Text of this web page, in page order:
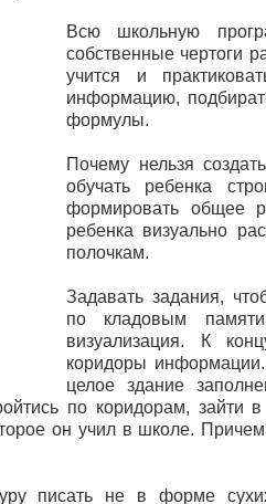
Всю школьную
собственные чертоги
учится и
информацию,
формулы.
Почему нельзя
обучать ребенка
формировать общее
ребенка визуально
полочкам.
Задавать задания,
по кладовым
визуализация. К
коридоры
целое здание
по коридорам, зайти
он учил в школе.
писать не в форме